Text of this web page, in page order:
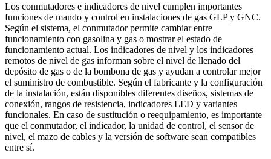
Los conmutadores e indicadores de nivel cumplen importantes
funciones de mando y control en instalaciones de gas GLP y GNC.
Según el sistema, el conmutador permite cambiar entre
funcionamiento con gasolina y gas o mostrar el estado de
funcionamiento actual. Los indicadores de nivel y los indicadores
remotos de nivel de gas informan sobre el nivel de llenado del
depósito de gas o de la bombona de gas y ayudan a controlar mejor
el suministro de combustible. Según el fabricante y la configuración
de la instalación, están disponibles diferentes diseños, sistemas de
conexión, rangos de resistencia, indicadores LED y variantes
funcionales. En caso de sustitución o reequipamiento, es importante
que el conmutador, el indicador, la unidad de control, el sensor de
nivel, el mazo de cables y la versión de software sean compatibles
entre sí.